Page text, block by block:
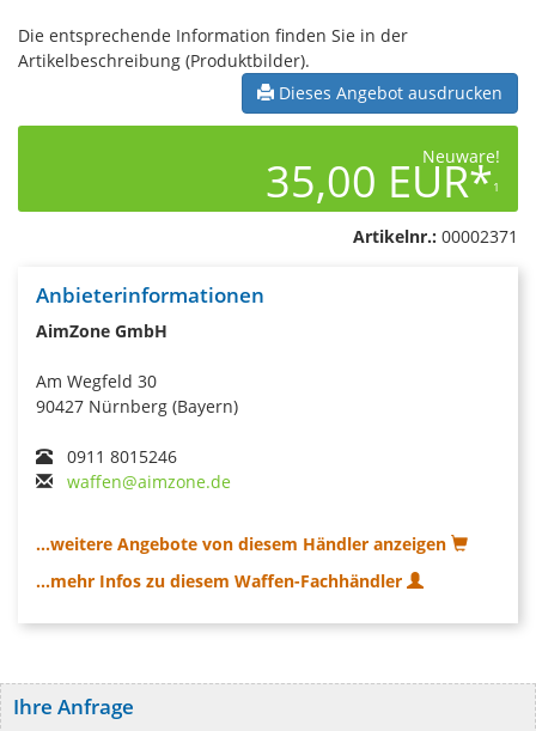
Die entsprechende Information finden Sie in der
Artikelbeschreibung (Produktbilder).
Dieses Angebot ausdrucken
Neuware!
35,00 EUR*1
Artikelnr.: 00002371
Anbieterinformationen
AimZone GmbH
Am Wegfeld 30
90427 Nürnberg (Bayern)
0911 8015246
waffen@aimzone.de
...weitere Angebote von diesem Händler anzeigen
...mehr Infos zu diesem Waffen-Fachhändler
Ihre Anfrage